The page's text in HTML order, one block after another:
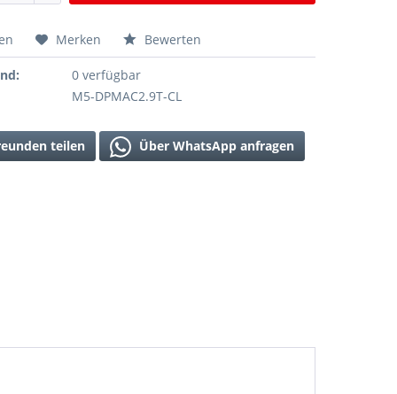
Merken Bewerten
0 verfügbar
M5-DPMAC2.9T-CL
teilen Über WhatsApp anfragen